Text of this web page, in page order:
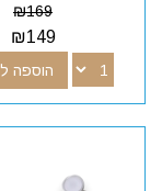
₪169
₪149
הוספה